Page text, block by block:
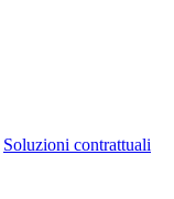
Soluzioni contrattuali